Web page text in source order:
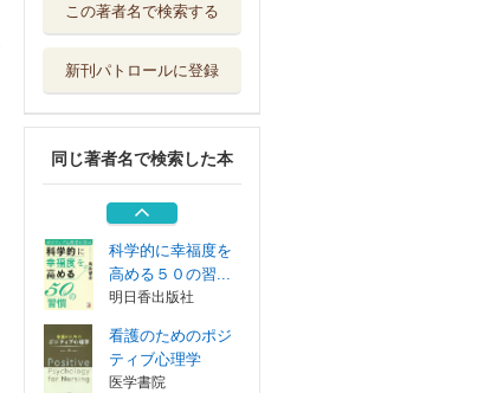
この著者名で検索する
新刊パトロールに登録
同じ著者名で検索した本
入門 健康なこ...
保健と健康の心理
ナカニシヤ出版
保健と健康の心理
学標準テキスト...
ナカニシヤ出版
科学的に幸福度を
高める５０の習...
明日香出版社
看護のためのポジ
ティブ心理学
医学書院